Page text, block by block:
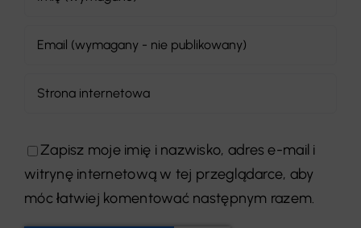
Zapisz moje imię i nazwisko, adres e-mail i
witrynę internetową w tej przeglądarce, aby
móc łatwiej komentować następnym razem.